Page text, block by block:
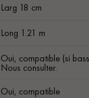
Larg 18 cm
Long 1.21 m
Oui, compatible (si
Nous consulter.
Oui, compatible